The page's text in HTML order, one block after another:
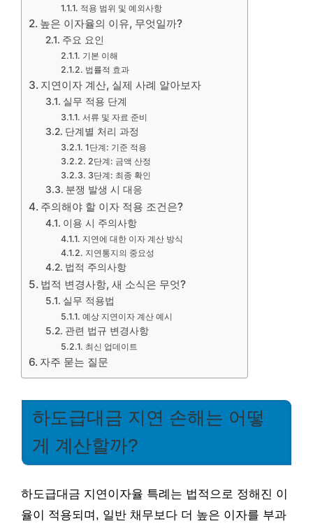
적용 범위 및 예외사항
높은 이자율의 이유, 무엇일까?
주요 요인
기본 이해
법률적 효과
지연이자 계산, 실제 사례 알아보자
실무 적용 단계
서류 및 자료 준비
단계별 처리 과정
1단계: 기준 적용
2단계: 금액 산정
3단계: 최종 확인
분쟁 발생 시 대응
주의해야 할 이자 적용 조건은?
이용 시 주의사항
지연에 대한 이자 계산 방식
지연통지의 중요성
법적 주의사항
법적 변경사항, 새 소식은 무엇?
실무 적용법
예상 지연이자 계산 예시
관련 법규 변경사항
최신 업데이트
자주 묻는 질문
하도급대금 지연 손해는 어떻
게 계산할까?
하도급대금 지연이자율 특례는 법적으로 정해진 이
율이 적용되며, 일반 채무보다 더 높은 이자를 부과